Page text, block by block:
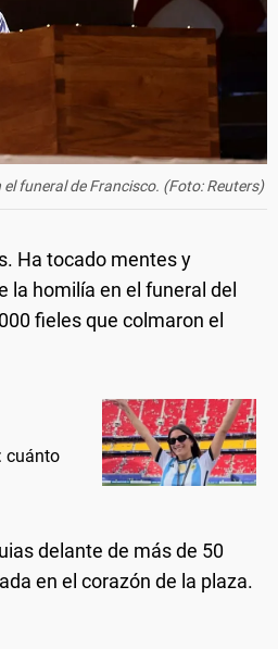
funeral de Francisco. (Foto: Reuters)
Ha tocado mentes y
la homilía en el funeral del
fieles que colmaron el
cuánto
delante de más de 50
en el corazón de la plaza.